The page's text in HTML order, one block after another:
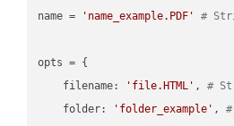
name =
'name_example.PDF' #
opts = {
    filename:
'file.HTML' , #
    folder:
'folder_example' ,